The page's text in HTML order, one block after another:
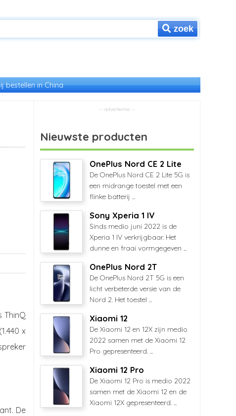
zoek
bestellen in China
ThinQ
x
De
Nieuwste producten
OnePlus Nord CE 2 Lite
De OnePlus Nord CE 2 Lite 5G is
een midrange toestel met een
flinke batterij ...
Sony Xperia 1 IV
Sinds medio juni 2022 is de
Xperia 1 IV verkrijgbaar. Het
dunne en fraai vormgegeven ...
OnePlus Nord 2T
De OnePlus Nord 2T 5G is een
licht verbeterde versie van de
Nord 2. Het toestel ...
Xiaomi 12
De Xiaomi 12 en 12X zijn medio
2022 samen met de Xiaomi 12
Pro gepresenteerd. ...
Xiaomi 12 Pro
De Xiaomi 12 Pro is medio 2022
samen met de Xiaomi 12 en de
Xiaomi 12X gepresenteerd. ...